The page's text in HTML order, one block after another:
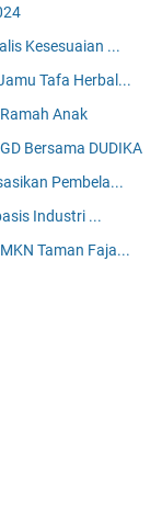
Kesesuaian ...
Tafa Herbal...
Anak
Bersama DUDIKA
Pembela...
Industri ...
Taman Faja...